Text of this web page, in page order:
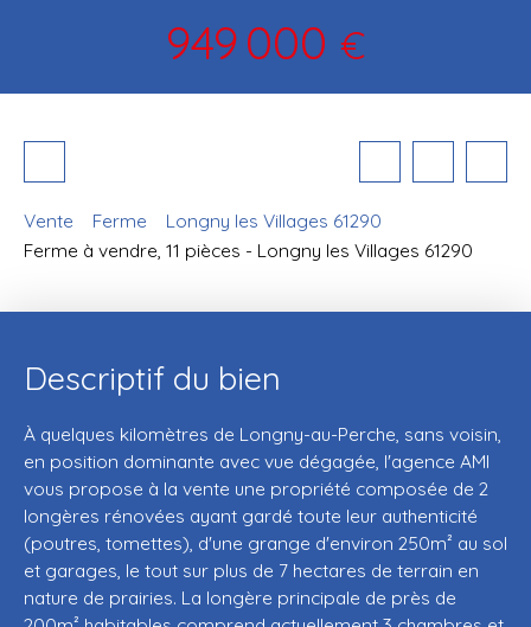
949 000 €
Vente Ferme
Longny les Villages 61290
Ferme à vendre, 11 pièces - Longny les Villages 61290
Descriptif du bien
À quelques kilomètres de Longny-au-Perche, sans voisin,
en position dominante avec vue dégagée, l'agence AMI
vous propose à la vente une propriété composée de 2
longères rénovées ayant gardé toute leur authenticité
(poutres, tomettes), d'une grange d'environ 250m² au sol
et garages, le tout sur plus de 7 hectares de terrain en
nature de prairies. La longère principale de près de